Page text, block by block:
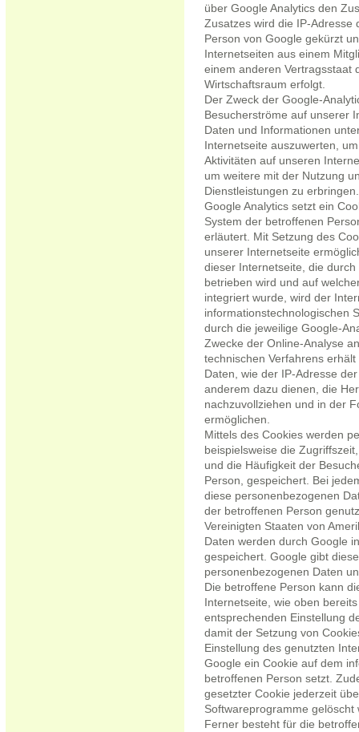
über Google Analytics den
Zusatzes wird die IP-Adresse
Person von Google gekürzt
Internetseiten aus einem
einem anderen Vertragsstaat
Wirtschaftsraum erfolgt.
Der Zweck der Google-
Besucherströme auf unserer
Daten und Informationen
Internetseite auszuwerten,
Aktivitäten auf unseren
um weitere mit der Nutzung
Dienstleistungen zu erbringen.
Google Analytics setzt ein
System der betroffenen
erläutert. Mit Setzung des
unserer Internetseite
dieser Internetseite, die
betrieben wird und auf
integriert wurde, wird der
informationstechnologischen
durch die jeweilige Google-
Zwecke der Online-Analyse
technischen Verfahrens
Daten, wie der IP-Adresse
anderem dazu dienen, die
nachzuvollziehen und in der
ermöglichen.
Mittels des Cookies werden
beispielsweise die
und die Häufigkeit der
Person, gespeichert. Bei
diese personenbezogenen
der betroffenen Person
Vereinigten Staaten von
Daten werden durch Google
gespeichert. Google gibt
personenbezogenen Daten
Die betroffene Person kann
Internetseite, wie oben
entsprechenden Einstellung
damit der Setzung von
Einstellung des genutzten
Google ein Cookie auf dem
betroffenen Person setzt.
gesetzter Cookie jederzeit
Softwareprogramme gelöscht
Ferner besteht für die